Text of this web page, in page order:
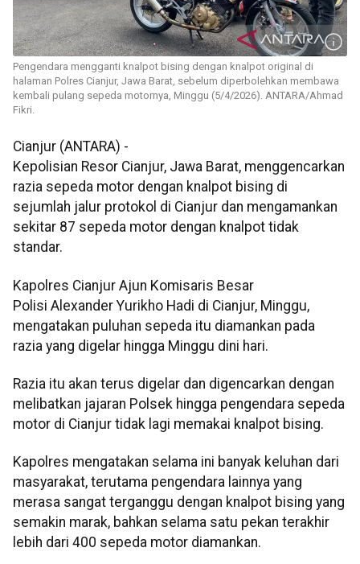
Pengendara mengganti knalpot bising dengan knalpot original di
halaman Polres Cianjur, Jawa Barat, sebelum diperbolehkan membawa
kembali pulang sepeda motornya, Minggu (5/4/2026). ANTARA/Ahmad
Fikri.
Cianjur (ANTARA) -
Kepolisian Resor Cianjur, Jawa Barat, menggencarkan
razia sepeda motor dengan knalpot bising di
sejumlah jalur protokol di Cianjur dan mengamankan
sekitar 87 sepeda motor dengan knalpot tidak
standar.
Kapolres Cianjur Ajun Komisaris Besar
Polisi Alexander Yurikho Hadi di Cianjur, Minggu,
mengatakan puluhan sepeda itu diamankan pada
razia yang digelar hingga Minggu dini hari.
Razia itu akan terus digelar dan digencarkan dengan
melibatkan jajaran Polsek hingga pengendara sepeda
motor di Cianjur tidak lagi memakai knalpot bising.
Kapolres mengatakan selama ini banyak keluhan dari
masyarakat, terutama pengendara lainnya yang
merasa sangat terganggu dengan knalpot bising yang
semakin marak, bahkan selama satu pekan terakhir
lebih dari 400 sepeda motor diamankan.